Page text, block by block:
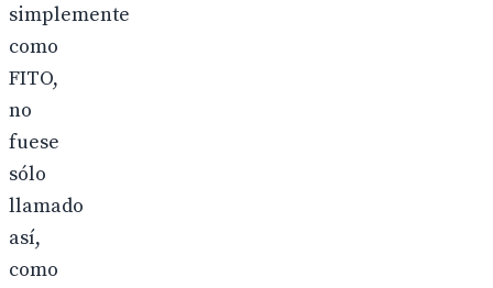
simplemente
como
FITO,
no
fuese
sólo
llamado
así,
como